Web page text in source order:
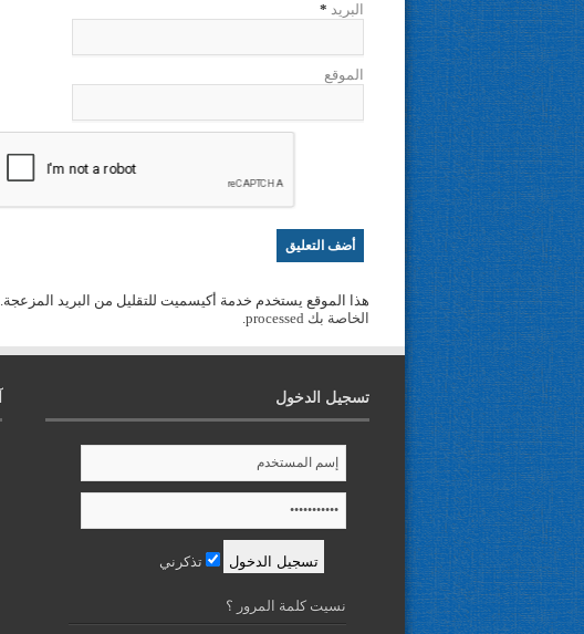
البريد *
الموقع
هذا الموقع يستخدم خدمة أكيسميت للتقليل من البريد المزعجة.
الخاصة بك processed
.
تسجيل الدخول
تذكرني
نسيت كلمة المرور ؟